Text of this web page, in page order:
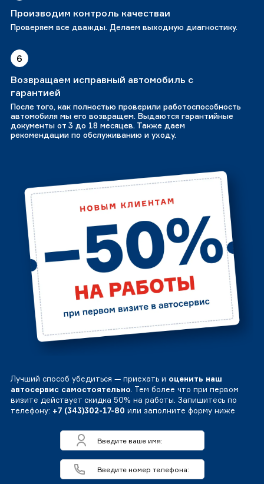
Производим контроль качестваи
Проверяем все дважды. Делаем выходную диагностику.
6
Возвращаем исправный автомобиль с
гарантией
После того, как полностью проверили работоспособность
автомобиля мы его возвращем. Выдаются гарантийные
документы от 3 до 18 месяцев. Также даем
рекомендации по обслуживанию и уходу.
Лучший способ убедиться — приехать и оценить наш
автосервис самостоятельно. Тем более что при первом
визите действует скидка 50% на работы. Запишитесь по
телефону: +7 (343)302-17-80 или заполните форму ниже